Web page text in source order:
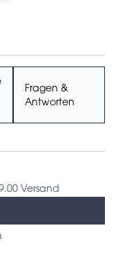
Fragen &
Antworten
Versand